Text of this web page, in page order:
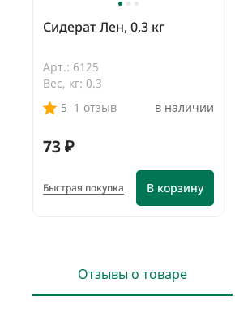
Сидерат Лен, 0,3 кг
Арт.: 6125
Вес, кг: 0.3
5 1 отзыв в наличии
73 ₽
В корзину
Быстрая покупка
Отзывы о товаре